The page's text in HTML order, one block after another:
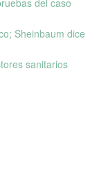
Sheinbaum dice
sanitarios